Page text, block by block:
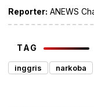
Reporter: ANEWS
TAG
inggris narkoba